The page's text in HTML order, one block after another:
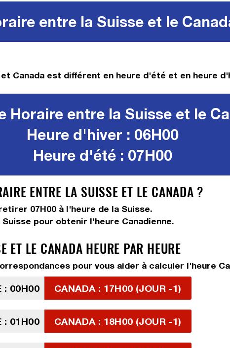
entre la Suisse et le
Canada est différent en heure d'été et en heure
Horaire entre la Suisse et le
Heure d'hiver : 06H00
Heure d'été : 07H00
ENTRE LA SUISSE ET LE CANADA ?
07H00 à l'heure de la Suisse.
pour obtenir l'heure Canadienne.
ET LE CANADA HEURE PAR HEURE
pour vous aider à calculer l'heure
: 00H00 CANADA : 17H00 (JOUR -1)
: 01H00 CANADA : 18H00 (JOUR -1)